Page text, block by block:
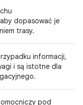
dopasować je
trasy.
informacji,
i są istotne dla
pod